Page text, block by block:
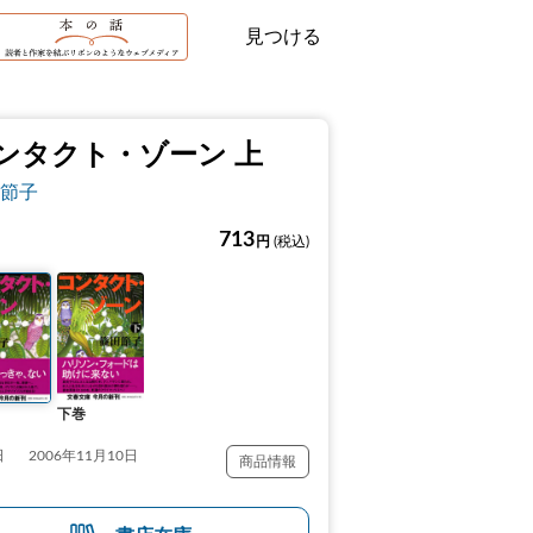
見つける
タクト・ゾーン 上
子
713 円 (税込)
下巻
2006年11月10日 商品情報